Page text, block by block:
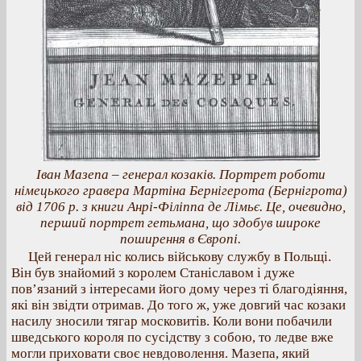
Іван Мазепа – генерал козаків. Портрет роботи
німецького гравера Мартіна Бернігерота (Бернігрота)
від 1706 р. з книги Анрі-Філіппа де Лімьє. Це, очевидно,
перший портрет гетьмана, що здобув широке
поширення в Європі.
Цей генерал ніс колись військову службу в Польщі.
Він був знайомий з королем Станіславом і дуже
пов’язаний з інтересами його дому через ті благодіяння,
які він звідти отримав. До того ж, уже довгий час козаки
насилу зносили тягар московитів. Коли вони побачили
шведського короля по сусідству з собою, то ледве вже
могли приховати своє невдоволення. Мазепа, який